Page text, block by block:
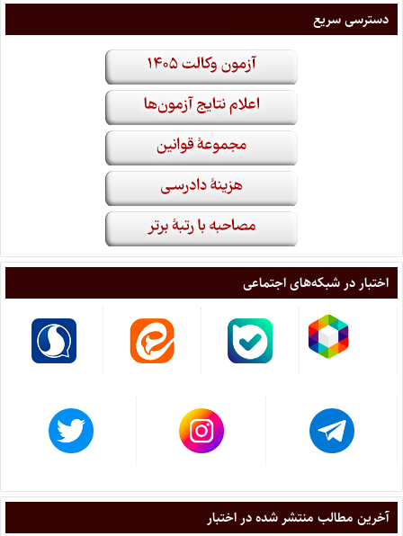
دسترسی سریع
اختبار در شبکه‌های اجتماعی
آخرین مطالب منتشر شده در اختبار